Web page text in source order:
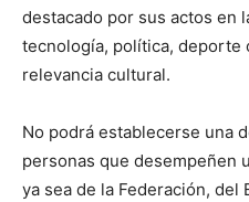
destacado por sus actos en
tecnología, política, deporte
relevancia cultural.
No podrá establecerse una
personas que desempeñen
ya sea de la Federación, del